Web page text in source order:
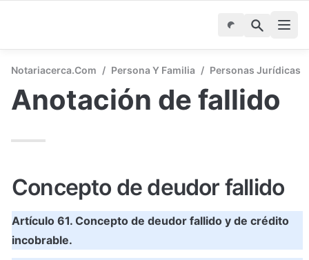
Notariacerca.com / Persona Y Familia / Personas Jurídicas
Anotación de fallido
Concepto de deudor fallido
Artículo 61. Concepto de deudor fallido y de crédito
incobrable.